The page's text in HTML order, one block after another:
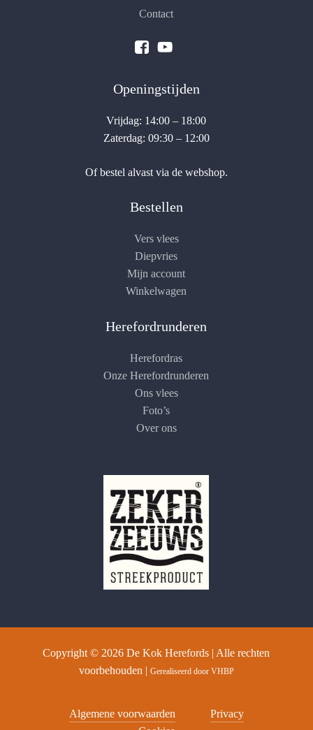
Contact
Openingstijden
Vrijdag: 14:00 – 18:00
Zaterdag: 09:30 – 12:00
Of bestel alvast via de webshop.
Bestellen
Vers vlees
Diepvries
Mijn account
Winkelwagen
Herefordrunderen
Herefordras
Onze Herefordrunderen
Ons vlees
Foto’s
Over ons
Copyright © 2026 De Kok Herefords | Alle rechten
voorbehouden | Gerealiseerd door VHBP
Algemene voorwaarden
Privacy